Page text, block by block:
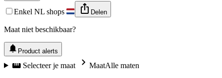
Enkel NL shops Delen
Maat niet beschikbaar?
Product alerts
Selecteer je maat MaatAlle maten